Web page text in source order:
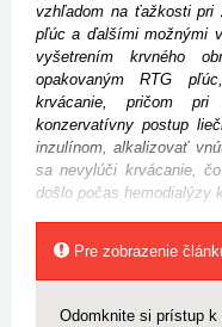
vzhľadom na ťažkosti pri
pľúc a ďalšími možnými
vyšetrením krvného
opakovaným RTG
krvácanie, pričom pri
konzervatívny postup
inzulínom, alkalizovať
sa nevylúči krvácanie,
došlo počas hemodialýzy
Pre zobrazenie
Odomknite si prístup k